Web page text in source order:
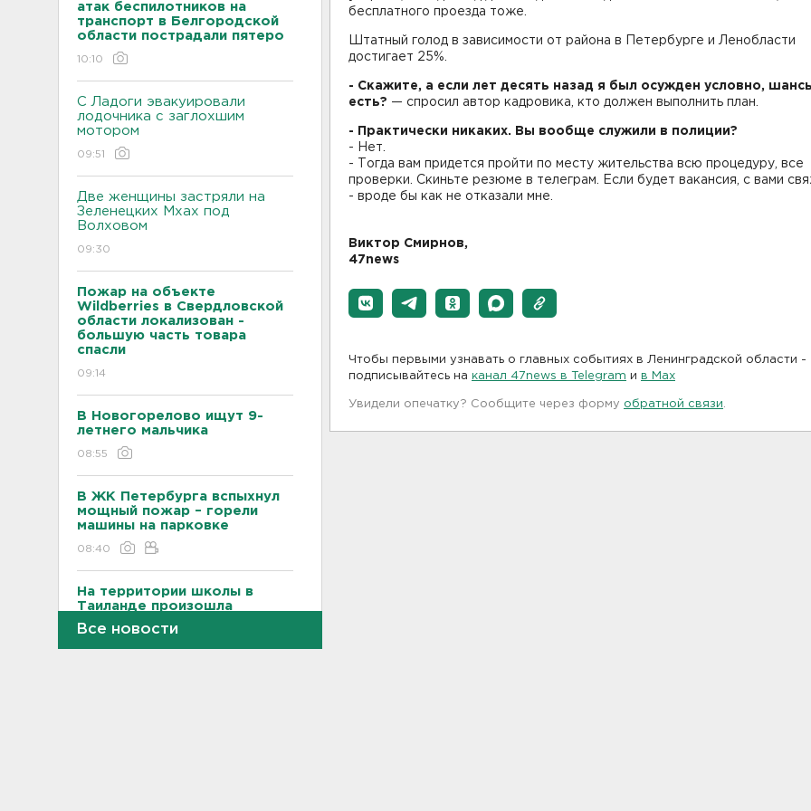
атак беспилотников на
транспорт в Белгородской
области пострадали пятеро
10:10
С Ладоги эвакуировали
лодочника с заглохшим
мотором
09:51
Две женщины застряли на
Зеленецких Мхах под
Волховом
09:30
Пожар на объекте
Wildberries в Свердловской
области локализован -
большую часть товара
спасли
09:14
В Новогорелово ищут 9-
летнего мальчика
08:55
В ЖК Петербурга вспыхнул
мощный пожар – горели
машины на парковке
08:40
На территории школы в
Таиланде произошла
стрельба: есть жертвы и
пострадавшие
Все новости
бесплатного проезда тоже.
Штатный голод в зависимости от района в Петербурге и Ленобласти
достигает 25%.
- Скажите, а если лет десять назад я был осужден условно,
есть? — спросил автор кадровика, кто должен выполнить план.
- Практически никаких. Вы вообще служили в полиции?
- Нет.
- Тогда вам придется пройти по месту жительства всю процедуру, все
проверки. Скиньте резюме в телеграм. Если будет вакансия, с вами
- вроде бы как не отказали мне.
Виктор Смирнов,
47news
Чтобы первыми узнавать о главных событиях в Ленинградской области -
подписывайтесь на канал 47news в Telegram и в Maх
Увидели опечатку? Сообщите через форму обратной связи